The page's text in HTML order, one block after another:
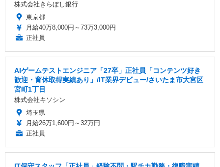
株式会社きらぼし銀行
東京都
月給40万8,000円～73万3,000円
正社員
AIゲームテストエンジニア「27卒」正社員「コンテンツ好き
歓迎・育休取得実績あり」/IT業界デビュー/さいたま市大宮区
宮町1丁目
株式会社キソシン
埼玉県
月給26万1,600円～32万円
正社員